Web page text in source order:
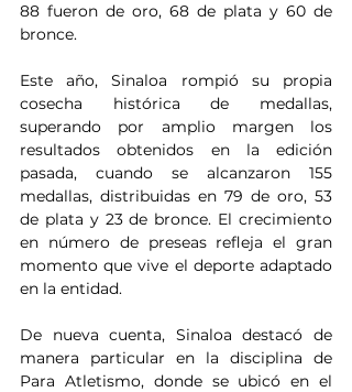
88 fueron de oro, 68 de plata y 60 de
bronce.
Este año, Sinaloa rompió su propia
cosecha histórica de medallas,
superando por amplio margen los
resultados obtenidos en la edición
pasada, cuando se alcanzaron 155
medallas, distribuidas en 79 de oro, 53
de plata y 23 de bronce. El crecimiento
en número de preseas refleja el gran
momento que vive el deporte adaptado
en la entidad.
De nueva cuenta, Sinaloa destacó de
manera particular en la disciplina de
Para Atletismo, donde se ubicó en el